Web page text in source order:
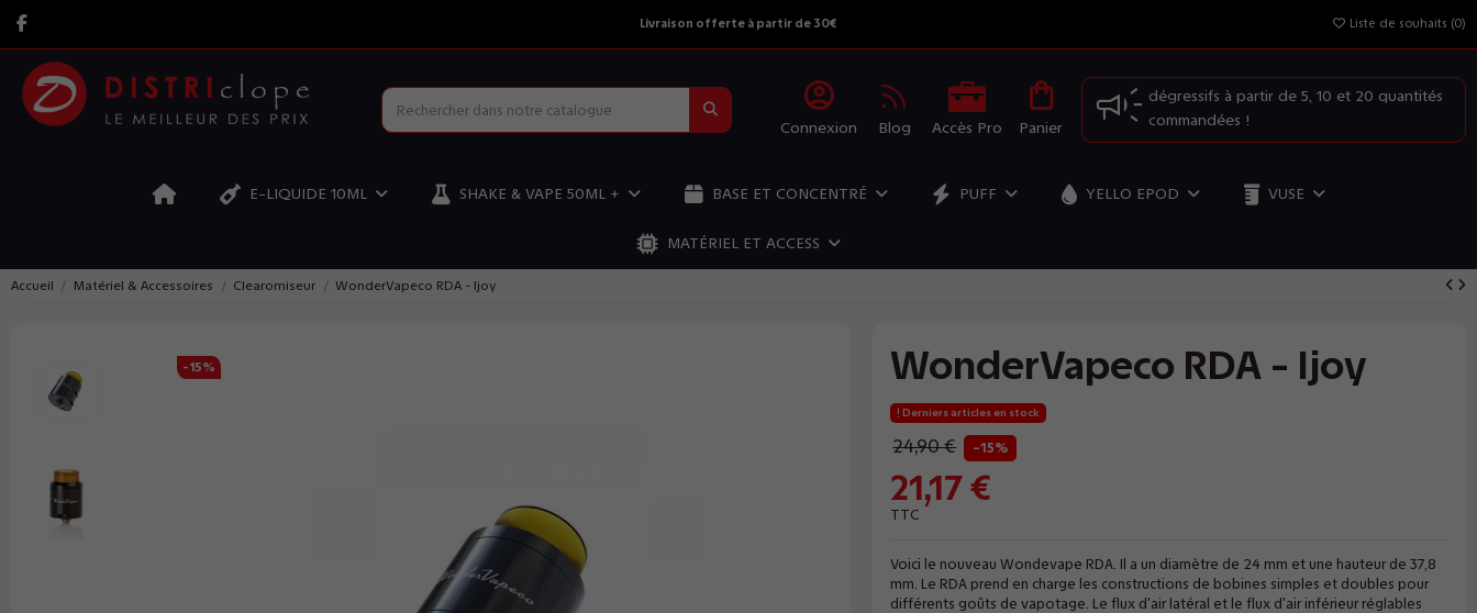
Livraison offerte à partir de 30€ Liste de souhaits (0)
Connexion Blog Accès Pro Panier
dégressifs à partir de 5, 10 et 20 quantités
commandées !
E-LIQUIDE 10ML SHAKE & VAPE 50ML + BASE ET CONCENTRÉ PUFF YELLO EPOD VUSE
MATÉRIEL ET ACCESS
Accueil Matériel & Accessoires Clearomiseur WonderVapeco RDA - Ijoy
-15% WonderVapeco RDA - Ijoy
Derniers articles en stock
24,90 € -15%
21,17 €
TTC
Voici le nouveau Wondevape RDA. Il a un diamètre de 24 mm et une hauteur de 37,8
mm. Le RDA prend en charge les constructions de bobines simples et doubles pour
différents goûts de vapotage. Le flux d'air latéral et le flux d'air inférieur réglables